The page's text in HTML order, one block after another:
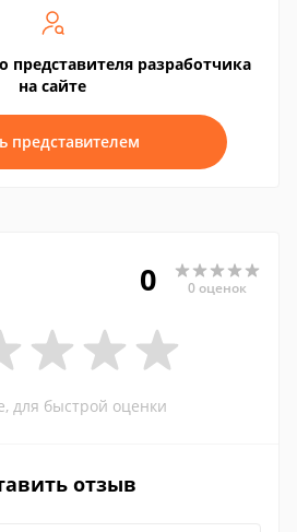
представителя разработчика
на сайте
представителем
0 0 оценок
для быстрой оценки
отзыв